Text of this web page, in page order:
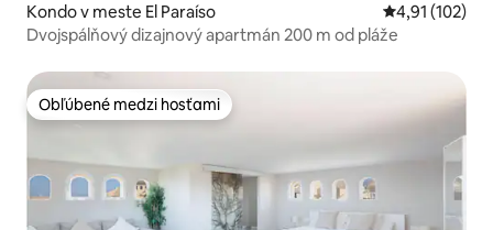
Kondo v meste El Paraíso Priemerné
4,91 (102)
Dvojspálňový dizajnový apartmán 200 m od pláže
Obľúbené medzi hosťami
Obľúbené medzi hosťami